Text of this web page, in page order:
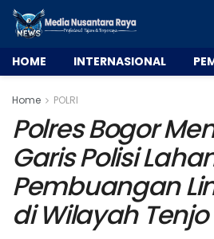
HOME INTERNASIONAL
Home POLRI
Polres Bogor
Garis Polisi
Pembuangan
di Wilayah Tenjo